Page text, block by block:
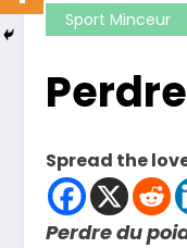
Sport Minceur
Spread the
Perdre du